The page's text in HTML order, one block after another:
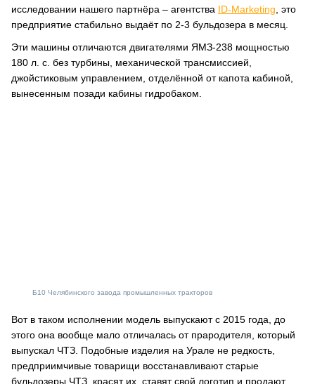
исследовании нашего партнёра – агентства ID-Marketing , это
предприятие стабильно выдаёт по 2-3 бульдозера в месяц.
Эти машины отличаются двигателями ЯМЗ-238 мощностью
180 л. с. без турбины, механической трансмиссией,
джойстиковым управлением, отделённой от капота кабиной,
вынесенным позади кабины гидробаком.
Б10 Челябинского завода промышленных тракторов
Вот в таком исполнении модель выпускают с 2015 года, до
этого она вообще мало отличалась от прародителя, который
выпускал ЧТЗ. Подобные изделия на Урале не редкость,
предприимчивые товарищи восстанавливают старые
бульдозеры ЧТЗ, красят их, ставят свой логотип и продают